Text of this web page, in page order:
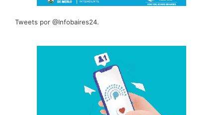
Tweets por @Infobaires24.